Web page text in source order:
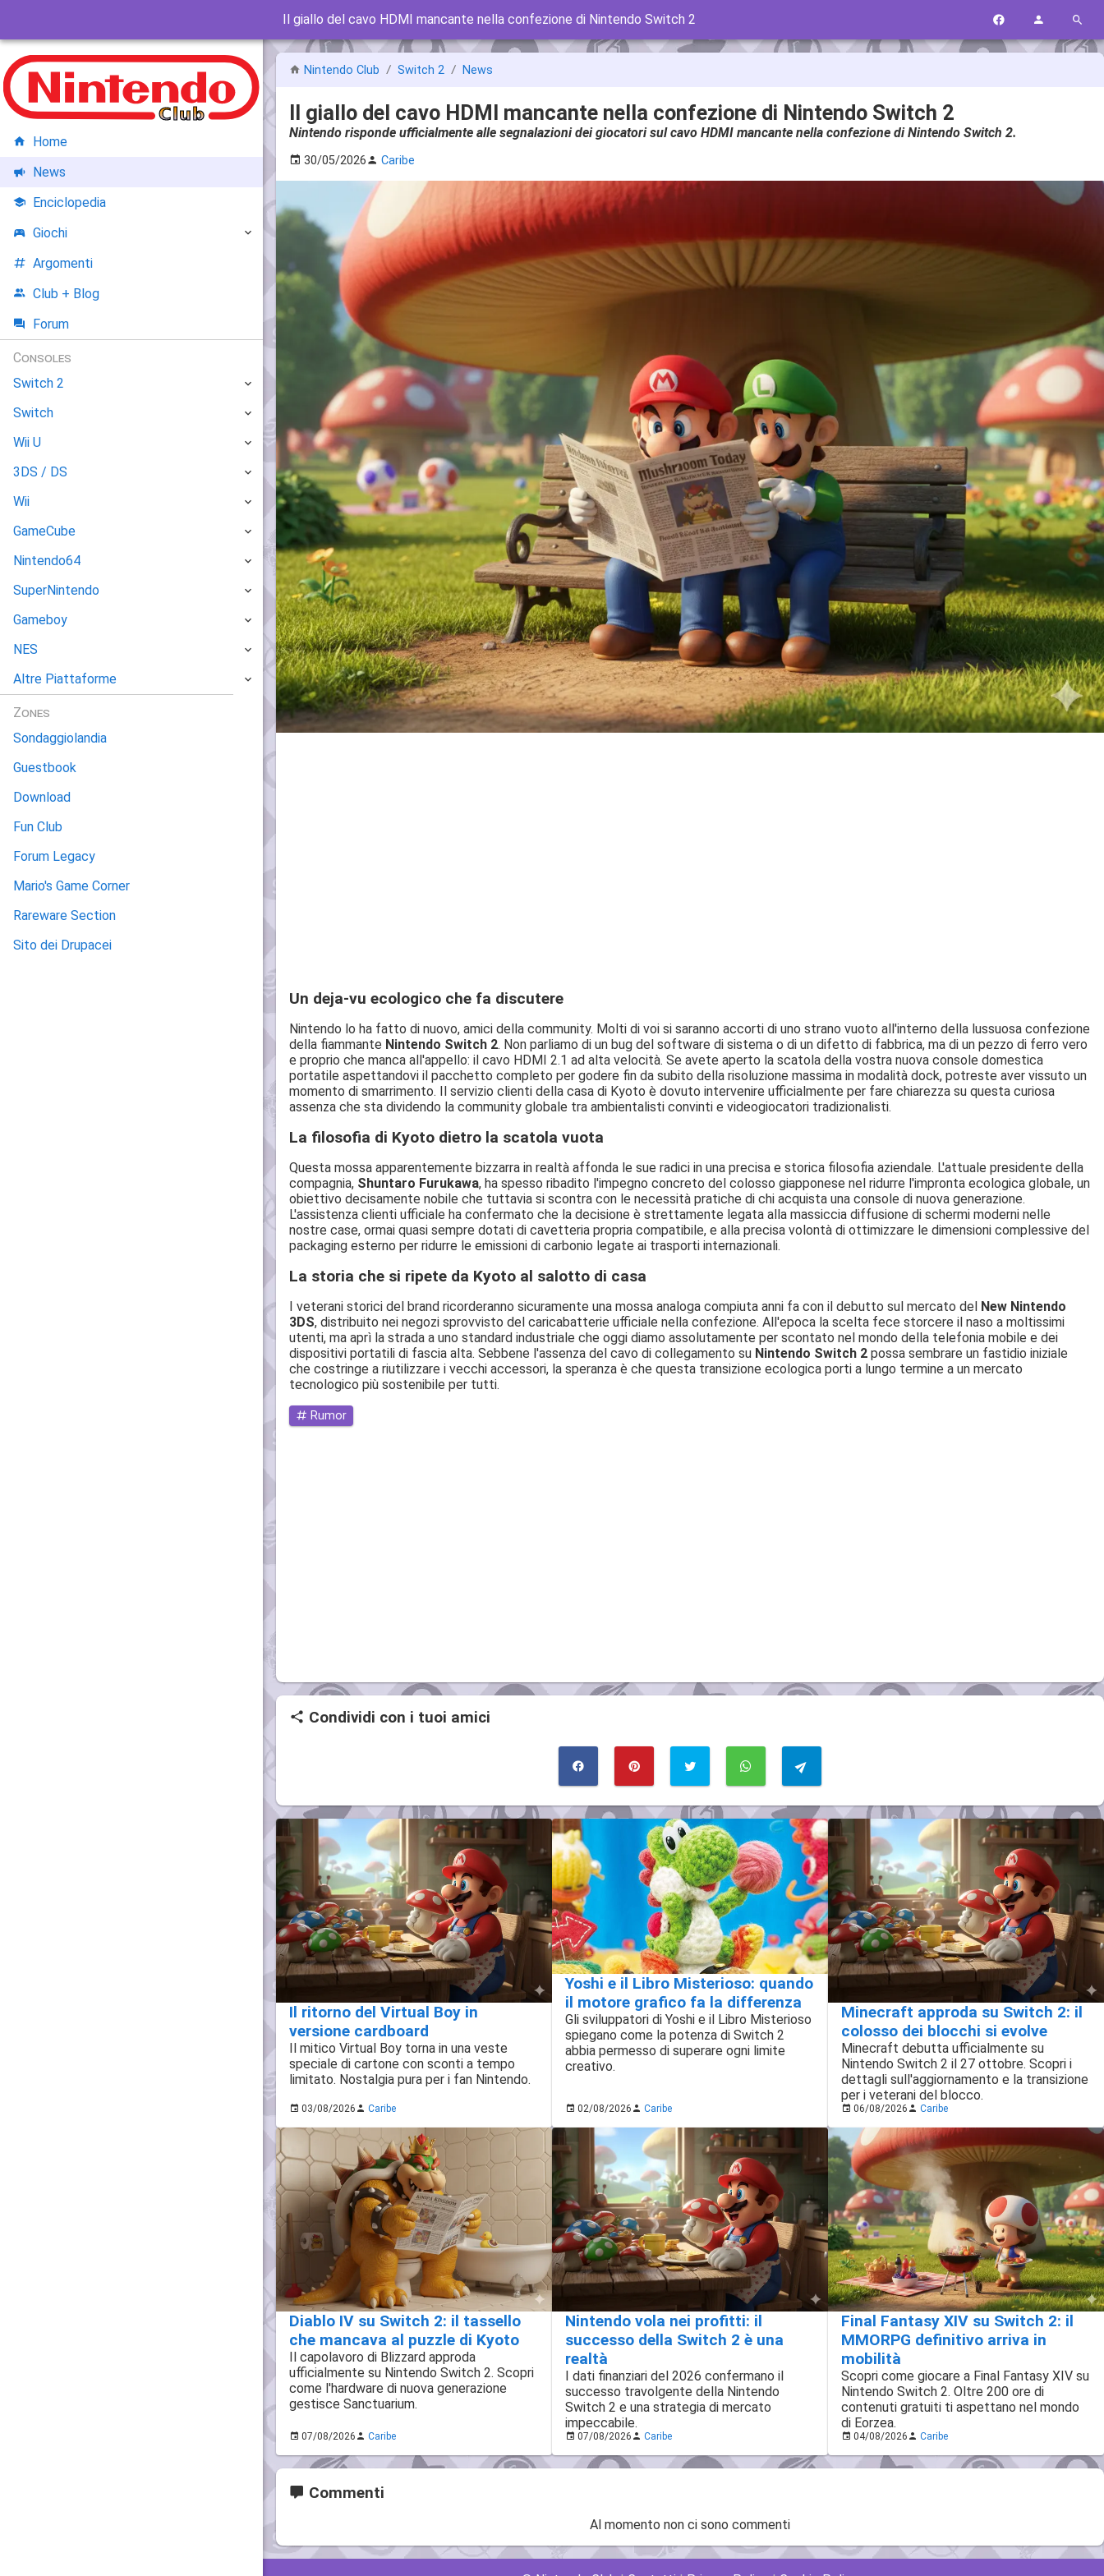
Il giallo del cavo HDMI mancante nella confezione di Nintendo Switch 2
Nintendo Club Switch 2 News
Il giallo del cavo HDMI mancante nella confezione di Nintendo Switch 2
Nintendo risponde ufficialmente alle segnalazioni dei giocatori sul cavo HDMI mancante nella confezione di Nintendo Switch 2.
30/05/2026 Caribe
Un deja-vu ecologico che fa discutere
Nintendo lo ha fatto di nuovo, amici della community. Molti di voi si saranno accorti di uno strano vuoto all'interno della lussuosa confezione
della fiammante Nintendo Switch 2. Non parliamo di un bug del software di sistema o di un difetto di fabbrica, ma di un pezzo di ferro vero
e proprio che manca all'appello: il cavo HDMI 2.1 ad alta velocità. Se avete aperto la scatola della vostra nuova console domestica
portatile aspettandovi il pacchetto completo per godere fin da subito della risoluzione massima in modalità dock, potreste aver vissuto un
momento di smarrimento. Il servizio clienti della casa di Kyoto è dovuto intervenire ufficialmente per fare chiarezza su questa curiosa
assenza che sta dividendo la community globale tra ambientalisti convinti e videogiocatori tradizionalisti.
La filosofia di Kyoto dietro la scatola vuota
Questa mossa apparentemente bizzarra in realtà affonda le sue radici in una precisa e storica filosofia aziendale. L'attuale presidente della
compagnia, Shuntaro Furukawa, ha spesso ribadito l'impegno concreto del colosso giapponese nel ridurre l'impronta ecologica globale, un
obiettivo decisamente nobile che tuttavia si scontra con le necessità pratiche di chi acquista una console di nuova generazione.
L'assistenza clienti ufficiale ha confermato che la decisione è strettamente legata alla massiccia diffusione di schermi moderni nelle
nostre case, ormai quasi sempre dotati di cavetteria propria compatibile, e alla precisa volontà di ottimizzare le dimensioni complessive del
packaging esterno per ridurre le emissioni di carbonio legate ai trasporti internazionali.
La storia che si ripete da Kyoto al salotto di casa
I veterani storici del brand ricorderanno sicuramente una mossa analoga compiuta anni fa con il debutto sul mercato del New Nintendo
3DS, distribuito nei negozi sprovvisto del caricabatterie ufficiale nella confezione. All'epoca la scelta fece storcere il naso a moltissimi
utenti, ma aprì la strada a uno standard industriale che oggi diamo assolutamente per scontato nel mondo della telefonia mobile e dei
dispositivi portatili di fascia alta. Sebbene l'assenza del cavo di collegamento su Nintendo Switch 2 possa sembrare un fastidio iniziale
che costringe a riutilizzare i vecchi accessori, la speranza è che questa transizione ecologica porti a lungo termine a un mercato
tecnologico più sostenibile per tutti.
Rumor
Condividi con i tuoi amici
Il ritorno del Virtual Boy in
versione cardboard
Il mitico Virtual Boy torna in una veste
speciale di cartone con sconti a tempo
limitato. Nostalgia pura per i fan Nintendo.
03/08/2026 Caribe
Yoshi e il Libro Misterioso: quando
il motore grafico fa la differenza
Gli sviluppatori di Yoshi e il Libro Misterioso
spiegano come la potenza di Switch 2
abbia permesso di superare ogni limite
creativo.
02/08/2026 Caribe
Minecraft approda su Switch 2: il
colosso dei blocchi si evolve
Minecraft debutta ufficialmente su
Nintendo Switch 2 il 27 ottobre. Scopri i
dettagli sull'aggiornamento e la transizione
per i veterani del blocco.
06/08/2026 Caribe
Diablo IV su Switch 2: il tassello
che mancava al puzzle di Kyoto
Il capolavoro di Blizzard approda
ufficialmente su Nintendo Switch 2. Scopri
come l'hardware di nuova generazione
gestisce Sanctuarium.
07/08/2026 Caribe
Nintendo vola nei profitti: il
successo della Switch 2 è una
realtà
I dati finanziari del 2026 confermano il
successo travolgente della Nintendo
Switch 2 e una strategia di mercato
impeccabile.
07/08/2026 Caribe
Final Fantasy XIV su Switch 2: il
MMORPG definitivo arriva in
mobilità
Scopri come giocare a Final Fantasy XIV su
Nintendo Switch 2. Oltre 200 ore di
contenuti gratuiti ti aspettano nel mondo
di Eorzea.
04/08/2026 Caribe
Commenti
Al momento non ci sono commenti
Home
News
Enciclopedia
Giochi
Argomenti
Club + Blog
Forum
Consoles
Switch 2
Switch
Wii U
3DS / DS
Wii
GameCube
Nintendo64
SuperNintendo
Gameboy
NES
Altre Piattaforme
Zones
Sondaggiolandia
Guestbook
Download
Fun Club
Forum Legacy
Mario's Game Corner
Rareware Section
Sito dei Drupacei